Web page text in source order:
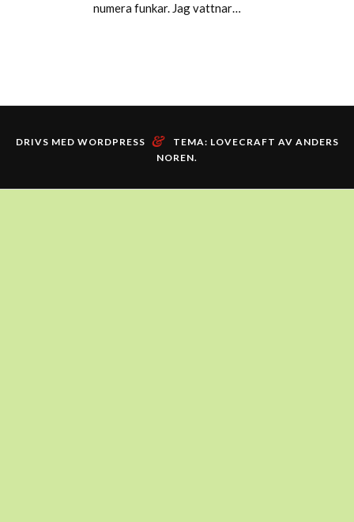
numera funkar. Jag vattnar…
DRIVS MED WORDPRESS & TEMA: LOVECRAFT AV ANDERS
NOREN.